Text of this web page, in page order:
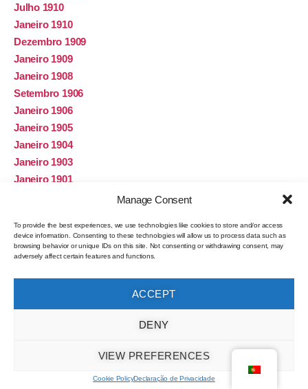
Manage Consent
To provide the best experiences, we use technologies like cookies to store and/or access
device information. Consenting to these technologies will allow us to process data such as
browsing behavior or unique IDs on this site. Not consenting or withdrawing consent, may
adversely affect certain features and functions.
ACCEPT
DENY
VIEW PREFERENCES
Cookie PolicyDeclaração de Privacidade
Julho 1910
Janeiro 1910
Dezembro 1909
Janeiro 1909
Janeiro 1908
Setembro 1906
Janeiro 1906
Janeiro 1905
Janeiro 1904
Janeiro 1903
Janeiro 1901
Janeiro 1899
Janeiro 1898
Janeiro 1896